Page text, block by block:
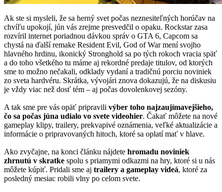
Ak ste si mysleli, že sa herný svet počas neznesiteľných horúčav na
chvíľu upokojí, jún vás zrejme presvedčil o opaku. Rockstar zasa
rozvíril internet poriadnou dávkou správ o GTA 6, Capcom sa
chystá na ďalší remake Resident Evil, God of War mení svojho
hlavného hrdinu, ikonický Stronghold sa po tých rokoch vracia späť
a do toho všetkého tu máme aj rekordné predaje titulov, od ktorých
sme to možno nečakali, odklady vydaní a tradičnú porciu noviniek
zo sveta hardvéru. Skrátka, vývojári znova dokazujú, že na diskusiu
je vždy viac než dosť tém – aj počas dovolenkovej sezóny.
A tak sme pre vás opäť pripravili výber toho najzaujímavejšieho,
čo sa počas júna udialo vo svete videohier. Čakať môžete na nové
gameplay klipy, trailery, prekvapivé oznámenia, veľké aktualizácie a
informácie o pripravovaných hitoch, ktoré sa oplatí mať v hlave.
Ako zvyčajne, na konci článku nájdete hromadu noviniek
zhrnutú v skratke spolu s priamymi odkazmi na hry, ktoré si u nás
môžete kúpiť. Pridali sme aj trailery a gameplay videá, ktoré za
posledný mesiac robili vlny po celom svete.